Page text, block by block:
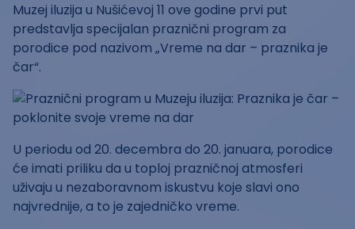
Muzej iluzija u Nušićevoj 11 ove godine prvi put
predstavlja specijalan praznični program za
porodice pod nazivom „Vreme na dar – praznika je
čar“.
U periodu od 20. decembra do 20. januara, porodice
će imati priliku da u toploj prazničnoj atmosferi
uživaju u nezaboravnom iskustvu koje slavi ono
najvrednije, a to je zajedničko vreme.